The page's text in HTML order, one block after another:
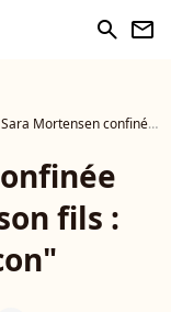
search newsletter
Sara Mortensen confinée avec son chéri et son fils : "On vit en cocon"
fils :